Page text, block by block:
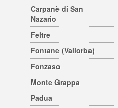
Carpanè di San
Nazario
Feltre
Fontane (Vallorba)
Fonzaso
Monte Grappa
Padua